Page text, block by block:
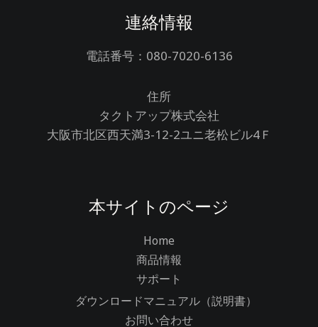
連絡情報
電話番号：080-7020-6136
住所
タクトアップ株式会社
大阪市北区西天満3-12-2ユニ老松ビル4Ｆ
本サイトのページ
Home
商品情報
サポート
ダウンロードマニュアル（説明書）
お問い合わせ